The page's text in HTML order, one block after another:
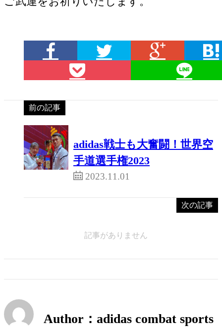
前の記事
adidas戦士も大奮闘！世界空
手道選手権2023
2023.11.01
次の記事
記事がありません
Author：adidas combat sports